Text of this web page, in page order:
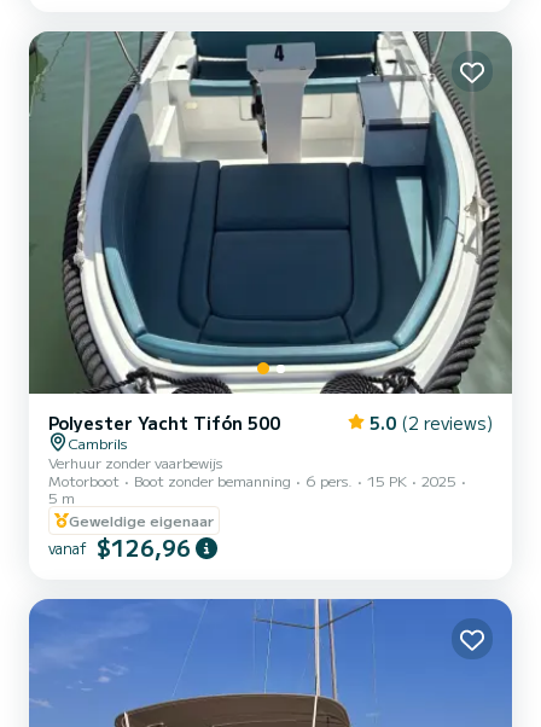
Polyester Yacht Tifón 500 5.0 (2 reviews)
Cambrils
Verhuur zonder vaarbewijs
Motorboot
Boot zonder bemanning 6 pers. 15 PK
2025
5 m
Geweldige eigenaar
vanaf $126,96